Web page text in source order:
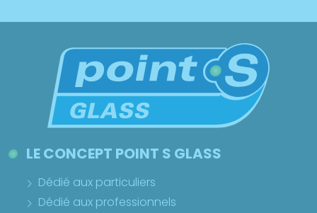
LE CONCEPT POINT S GLASS
Dédié aux particuliers
Dédié aux professionnels